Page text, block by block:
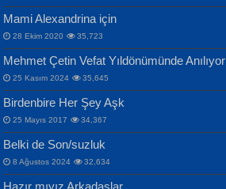
MAHMUT GÜRBÜZ
İbrahim Olmak ve Bitirebilmek...
Songül Özel
Mahzen...
NAZIM HİKMET RAN
Bir Cezaevinde, Tecritteki Adamın
Mektupları...
Mami Alexandrina için
28 Ekim 2020 35,723
Mehmet Çetin Vefat Yıldönümünde Anılıyor
25 Kasım 2024 35,645
Birdenbire Her Şey Aşk
25 Mayıs 2017 34,367
Belki de Son/suzluk
8 Ağustos 2024 32,634